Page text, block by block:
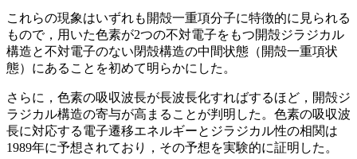
これらの現象はいずれも開殻一重項分子に特徴的に見られる
もので，用いた色素が2つの不対電子をもつ開殻ジラジカル
構造と不対電子のない閉殻構造の中間状態（開殻一重項状
態）にあることを初めて明らかにした。
さらに，色素の吸収波長が長波長化すればするほど，開殻ジ
ラジカル構造の寄与が高まることが判明した。色素の吸収波
長に対応する電子遷移エネルギーとジラジカル性の相関は
1989年に予想されており，その予想を実験的に証明した。